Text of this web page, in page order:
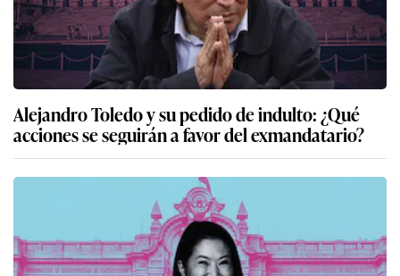
Alejandro Toledo y su pedido de indulto: ¿Qué
acciones se seguirán a favor del exmandatario?